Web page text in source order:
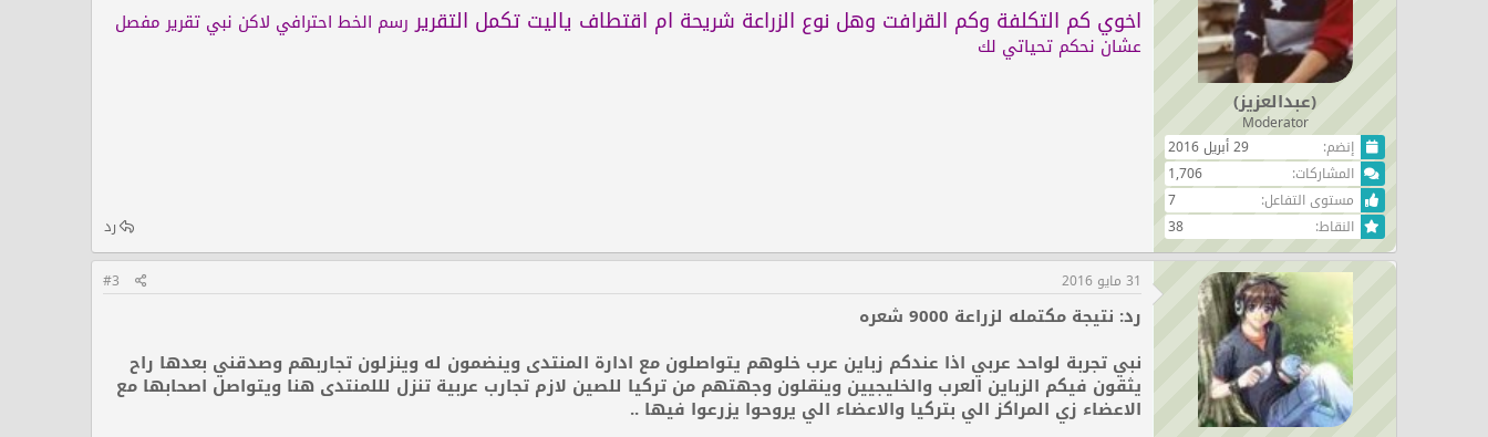
(عبدالعزيز)
Moderator
إنضم
29 أبريل 2016
المشاركات
1,706
مستوى التفاعل
7
النقاط
38
اخوي كم التكلفة وكم القرافت وهل نوع الزراعة شريحة ام اقتطاف ياليت تكمل التقرير رسم الخط احترافي لاكن نبي تقرير مفصل
عشان نحكم تحياتي لك
رد
31 مايو 2016 #3
رد: نتيجة مكتمله لزراعة 9000 شعره
نبي تجربة لواحد عربي اذا عندكم زباين عرب خلوهم يتواصلون مع ادارة المنتدى وينضمون له وينزلون تجاربهم وصدقني بعدها راح
يثقون فيكم الزباين العرب والخليجيين وينقلون وجهتهم من تركيا للصين لازم تجارب عربية تنزل لللمنتدى هنا ويتواصل اصحابها مع
الاعضاء زي المراكز الي بتركيا والاعضاء الي يروحوا يزرعوا فيها ..